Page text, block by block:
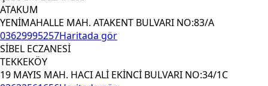
ATAKUM
YENİMAHALLE MAH. ATAKENT BULVARI NO:83/A
03629995257Haritada gör
SİBEL ECZANESİ
TEKKEKÖY
19 MAYIS MAH. HACI ALİ EKİNCİ BULVARI NO:34/1C